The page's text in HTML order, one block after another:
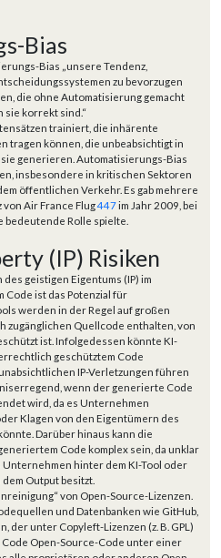
Bias
Bias „unsere Tendenz,
zu bevorzugen
die ohne Automatisierung gemacht
sie korrekt sind.“
trainiert, die inhärente
tragen können, die unbeabsichtigt in
generieren. Automatisierungs-Bias
insbesondere in kritischen Sektoren
öffentlichen Verkehr. Es gab mehrere
Air France Flug447im Jahr 2009, bei
Rolle spielte.
(IP) Risiken
geistigen Eigentums (IP) im
Code ist das Potenzial für
werden in der Regel auf großen
zugänglichen Quellcode enthalten, von
ist. Infolgedessen könnte KI-
geschütztem Code
IP-Verletzungen führen
wenn der generierte Code
wird, da es Unternehmen
Klagen von den Eigentümern des
Darüber hinaus kann die
Code komplex sein, da unklar
Unternehmen hinter dem KI-Tool oder
Output besitzt.
von Open-Source-Lizenzen.
und Datenbanken wie GitHub,
der unter Copyleft-Lizenzen (z. B. GPL)
Open-Source-Code unter einer